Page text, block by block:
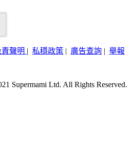
責聲明 | 私穩政策 | 廣告查詢 | 舉報
Supermami Ltd. All Rights Reserved.